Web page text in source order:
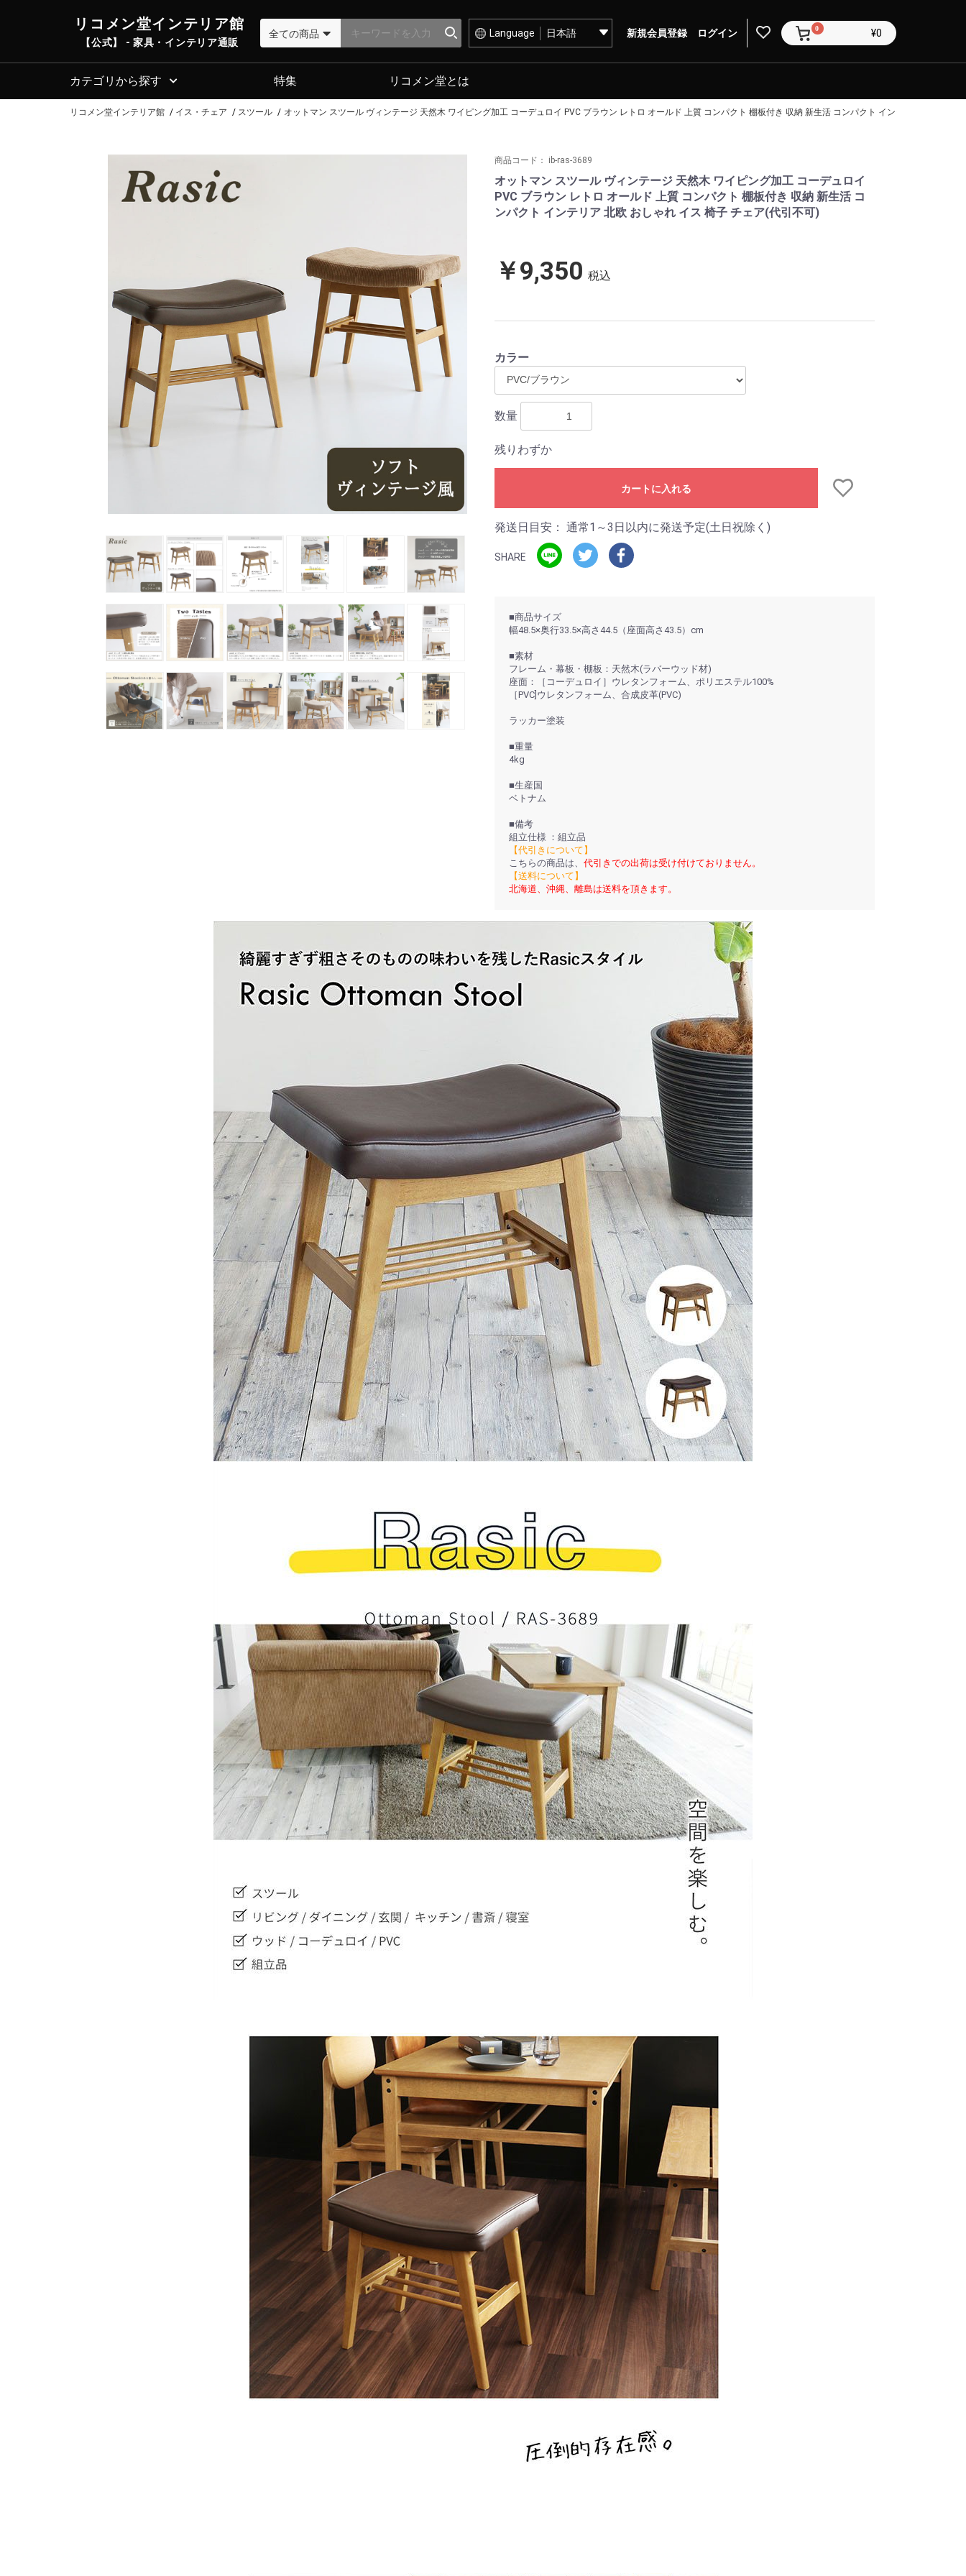
リコメン堂インテリア館
【公式】 - 家具・インテリア通販
Language 新規会員登録 ログイン 0 ¥0
カテゴリから探す 特集 リコメン堂とは
リコメン堂インテリア館 イス・チェア スツール オットマン スツール ヴィンテージ 天然木 ワイピング加工 コーデュロイ PVC ブラウン レトロ オールド 上質 コンパクト 棚板付き 収納 新生活 コンパクト インテリア 北欧 おし
商品コード： ib-ras-3689
オットマン スツール ヴィンテージ 天然木 ワイピング加工 コーデュロイ
PVC ブラウン レトロ オールド 上質 コンパクト 棚板付き 収納 新生活 コ
ンパクト インテリア 北欧 おしゃれ イス 椅子 チェア(代引不可)
￥9,350 税込
カラー
数量
残りわずか
カートに入れる
発送日目安： 通常1～3日以内に発送予定(土日祝除く)
SHARE
■商品サイズ
幅48.5×奥行33.5×高さ44.5（座面高さ43.5）cm
■素材
フレーム・幕板・棚板：天然木(ラバーウッド材)
座面：［コーデュロイ］ウレタンフォーム、ポリエステル100%
［PVC]ウレタンフォーム、合成皮革(PVC)
ラッカー塗装
■重量
4kg
■生産国
ベトナム
■備考
組立仕様 ：組立品
【代引きについて】
こちらの商品は、 代引きでの出荷は受け付けておりません。
【送料について】
北海道、沖縄、離島は送料を頂きます。